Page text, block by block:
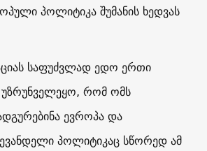
პოლიტიკა შუმანის ხედვას
საფუძვლად ედო ერთი
უზრუნველეყო, რომ ომს
ევროპა და
პოლიტიკაც სწორედ ამ